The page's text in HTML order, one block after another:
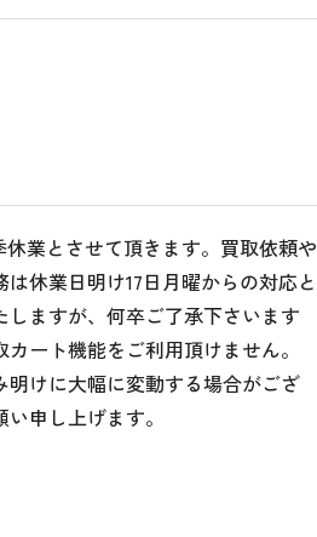
業とさせて頂きます。買取依頼や
休業日明け17日月曜からの対応と
ますが、何卒ご了承下さいます
ート機能をご利用頂けません。
けに大幅に変動する場合がござ
申し上げます。